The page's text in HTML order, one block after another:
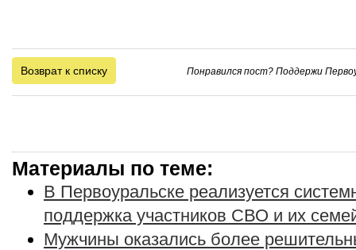
Возврат к списку Понравился пост? Поддержи
Материалы по теме:
В Первоуральске реализуется
поддержка участников СВО и их
Мужчины оказались более